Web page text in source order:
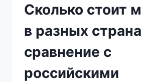
Сколько стоит
в разных
сравнение с
российскими